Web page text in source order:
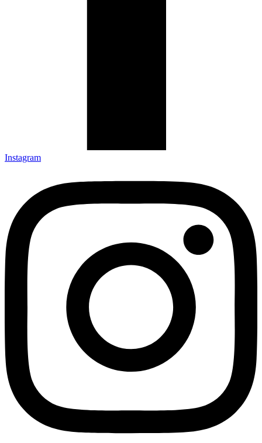
Instagram